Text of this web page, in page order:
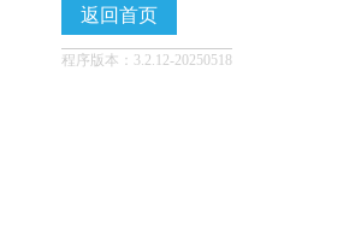
返回首页
程序版本：3.2.12-20250518